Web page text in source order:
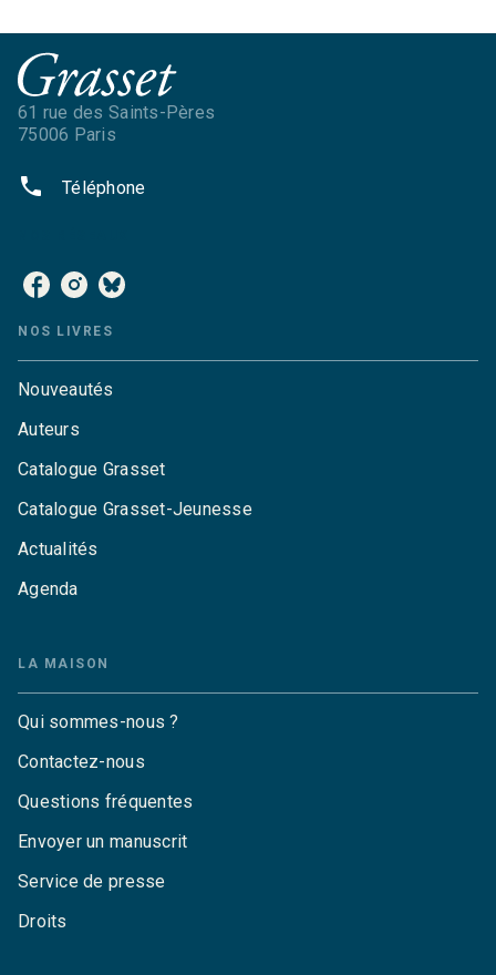
61 rue des Saints-Pères
75006 Paris
phone Téléphone
NOS LIVRES
Nouveautés
Auteurs
Catalogue Grasset
Catalogue Grasset-Jeunesse
Actualités
Agenda
LA MAISON
Qui sommes-nous ?
Contactez-nous
Questions fréquentes
Envoyer un manuscrit
Service de presse
Droits